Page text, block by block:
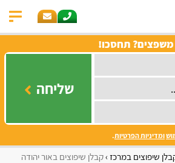
משפצים? תחסכו!
שליחה
ומדיניות הפרטיות.
שיפוצים במרכז קבלן שיפוצים באור יהודה